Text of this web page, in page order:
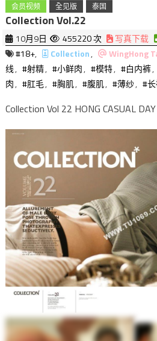
会员视频 全见版 泰国
Collection Vol.22
10月9日 455220 次 写真下载
#18+, Collection, WingHong
线, #射精, #小鲜肉, #模特, #白内裤,
肉, #肛毛, #胸肌, #腹肌, #薄纱, #
Collection Vol 22 HONG CASUAL